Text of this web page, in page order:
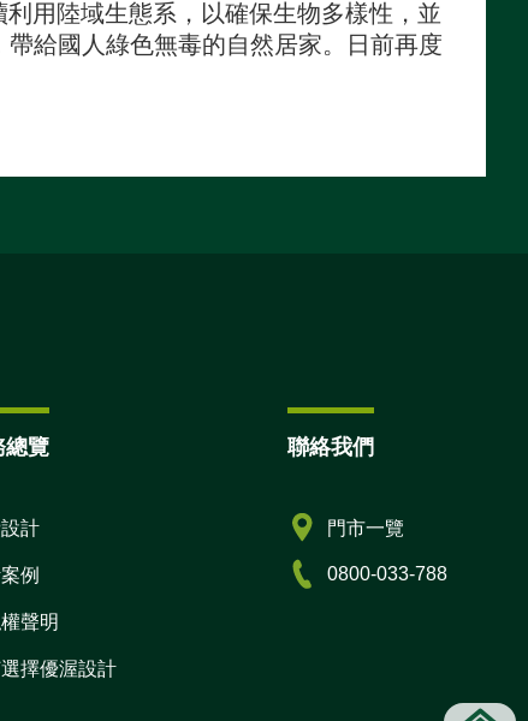
用陸域生態系，以確保生物多樣性，並
給國人綠色無毒的自然居家。日前再度
總覽
計
例
聲明
擇優渥設計
聯絡我們
門市一覽
0800-033-788